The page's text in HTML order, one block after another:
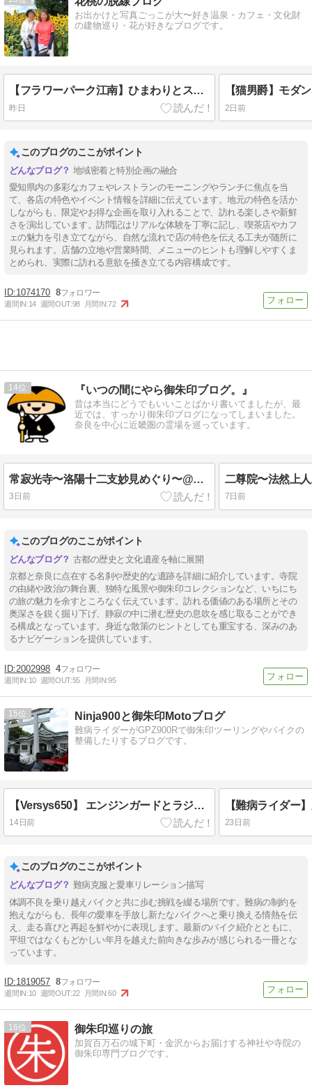
お出かけと写真ごっこが大〜好き温泉・カフェ・文化財
の建物巡り・花が好きなブログです。
【フラワーパーク江南】ひまわりとスイレンの花 in 愛知 (江南)
昨日 2日前
このブログのここがポイント
地域密着と特別企画の融合
愛知県内の多彩なカフェやレストランのモーニングやランチに焦点を当
て、各店の特色やイベント情報を詳細に伝えています。地元の特色を活か
しながらも、限定やお得な企画を取り入れることで、訪れる楽しさや新鮮
さを演出しています。訪問記はリアルな体験を丁寧に記し、喫茶店やカフ
ェの魅力を引き立てながら、自然な流れで店の特色を伝える工夫が随所に
見られます。店舗の立地や営業時間、メニューのヒントも理解しやすくま
とめられ、実際に訪れる意欲を掻き立てる内容構成です。
1074170 8
週間IN:14 週間OUT:98 月間IN:72
14 『いつの間にやら御朱印ブログ。』
昔は本当にどうでもいいことばかり書いてましたが、最
近では、すっかり御朱印ブログになってしまいました。
奈良を中心に近畿圏の霊場を巡っています。
常寂光寺〜洛陽十二支妙見めぐり〜@京都市右京区
3日前 7日前
このブログのここがポイント
古都の歴史と文化遺産を軸に展開
京都と奈良に点在する名刹や歴史的な遺跡を詳細に紹介しています。寺院
の由緒や政治の舞台裏、独特な風景や御朱印コレクションなど、いちにち
の旅の魅力を余すところなく伝えています。訪れる価値のある場所とその
奥深さを鋭く掘り下げ、静寂の中に潜む歴史の息吹を感じ取ることができ
る構成となっています。身近な散策のヒントとしても重宝する、深みのあ
るナビゲーションを提供しています。
2002998 4
週間IN:10 週間OUT:55 月間IN:95
15 Ninja900と御朱印Motoブログ
難病ライダーがGPZ900Rで御朱印ツーリングやバイクの
整備したりするブログです。
【Versys650】 エンジンガードとラジエーターガード取り付けた！
14日前 23日前
このブログのここがポイント
難病克服と愛車リレーション描写
体調不良を乗り越えバイクと共に歩む挑戦を綴る場所です。難病の制約を
抱えながらも、長年の愛車を手放し新たなバイクへと乗り換える情熱を伝
え、走る喜びと再起を鮮やかに表現します。最新のバイク紹介とともに、
平坦ではなくもどかしい年月を越えた前向きな歩みが感じられる一冊とな
っています。
1819057 8
週間IN:10 週間OUT:22 月間IN:60
16 御朱印巡りの旅
加賀百万石の城下町・金沢からお届けする神社や寺院の
御朱印専門ブログです。